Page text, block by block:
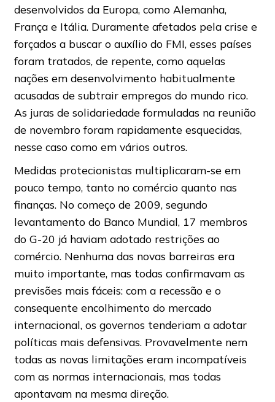
desenvolvidos da Europa, como Alemanha,
França e Itália. Duramente afetados pela crise e
forçados a buscar o auxílio do FMI, esses países
foram tratados, de repente, como aquelas
nações em desenvolvimento habitualmente
acusadas de subtrair empregos do mundo rico.
As juras de solidariedade formuladas na reunião
de novembro foram rapidamente esquecidas,
nesse caso como em vários outros.
Medidas protecionistas multiplicaram-se em
pouco tempo, tanto no comércio quanto nas
finanças. No começo de 2009, segundo
levantamento do Banco Mundial, 17 membros
do G-20 já haviam adotado restrições ao
comércio. Nenhuma das novas barreiras era
muito importante, mas todas confirmavam as
previsões mais fáceis: com a recessão e o
consequente encolhimento do mercado
internacional, os governos tenderiam a adotar
políticas mais defensivas. Provavelmente nem
todas as novas limitações eram incompatíveis
com as normas internacionais, mas todas
apontavam na mesma direção.